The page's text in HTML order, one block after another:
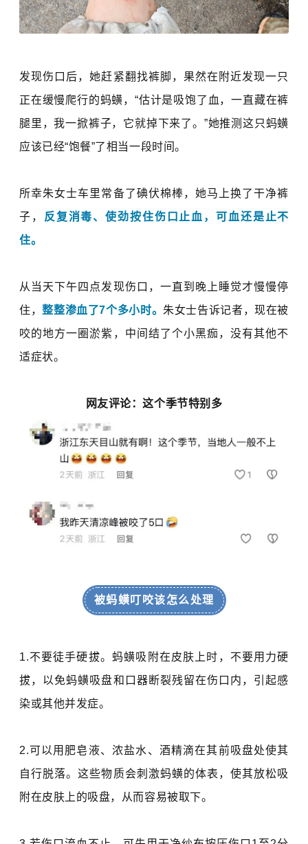
发现伤口后，她赶紧翻找裤脚，果然在附近发现一只
正在缓慢爬行的蚂蟥，“估计是吸饱了血，一直藏在裤
腿里，我一掀裤子，它就掉下来了。”她推测这只蚂蟥
应该已经“饱餐”了相当一段时间。
所幸朱女士车里常备了碘伏棉棒，她马上换了干净裤
子， 反复消毒、使劲按住伤口止血，可血还是止不
住。
从当天下午四点发现伤口，一直到晚上睡觉才慢慢停
住，整整渗血了7个多小时。 朱女士告诉记者，现在被
咬的地方一圈淤紫，中间结了个小黑痂，没有其他不
适症状。
网友评论：这个季节特别多
被蚂蟥叮咬该怎么处理
1.不要徒手硬拔。 蚂蟥吸附在皮肤上时，不要用力硬
拔，以免蚂蟥吸盘和口器断裂残留在伤口内，引起感
染或其他并发症。
2.可以用 肥皂液、浓盐水、酒精滴在其前吸盘处使其
自行脱落。这些物质会刺激蚂蟥的体表，使其放松吸
附在皮肤上的吸盘，从而容易被取下。